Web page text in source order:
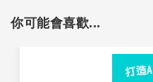
你可能會喜歡...